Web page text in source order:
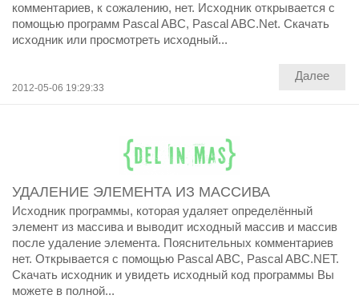
комментариев, к сожалению, нет. Исходник открывается с
помощью программ Pascal ABC, Pascal ABC.Net. Скачать
исходник или просмотреть исходный...
2012-05-06 19:29:33
Далее
УДАЛЕНИЕ ЭЛЕМЕНТА ИЗ МАССИВА
Исходник программы, которая удаляет определённый
элемент из массива и выводит исходный массив и массив
после удаление элемента. Пояснительных комментариев
нет. Открывается с помощью Pascal ABC, Pascal ABC.NET.
Скачать исходник и увидеть исходный код программы Вы
можете в полной...